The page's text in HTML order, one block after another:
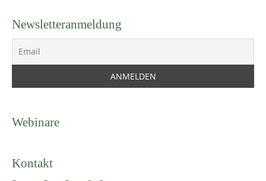
Webinare
Kontakt
5580 Tamsweg